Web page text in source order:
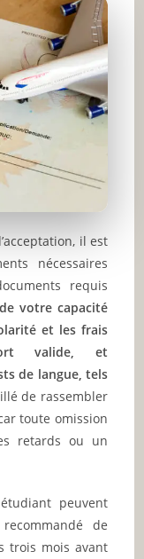
il est
nécessaires
requis
votre capacité
et les frais
valide, et
de langue, tels
de rassembler
toute omission
retards ou un
peuvent
de
trois mois avant